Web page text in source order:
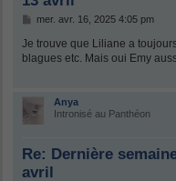
M
s
s
a
mer. avr. 16, 2025 4:05 pm
Je trouve que Liliane a
blagues etc. Mais oui Emy
Anya
Intronisé au Panthéon
Re: Dernière
avril